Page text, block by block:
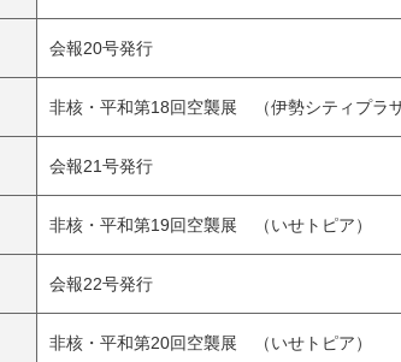
会報20号発行
非核・平和第18回空襲展 （伊勢シティプラザ
会報21号発行
非核・平和第19回空襲展 （いせトピア）
会報22号発行
非核・平和第20回空襲展 （いせトピア）